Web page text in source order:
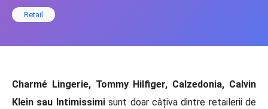
Retail
Charmé Lingerie, Tommy Hilfiger, Calzedonia, Calvin
Klein sau Intimissimisunt doar câțiva dintre retailerii de